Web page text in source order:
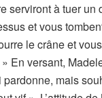
serviront à tuer
et vous
le crâne et
En versant,
mais